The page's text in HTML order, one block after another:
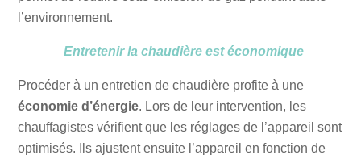
l’environnement.
Entretenir la chaudière est économique
Procéder à un entretien de chaudière profite à une
économie d’énergie. Lors de leur intervention, les
chauffagistes vérifient que les réglages de l’appareil sont
optimisés. Ils ajustent ensuite l’appareil en fonction de